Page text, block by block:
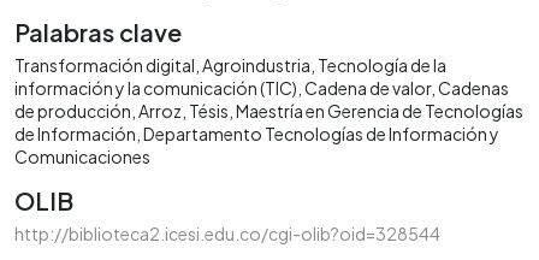
Palabras clave
Transformación digital Agroindustria Tecnología de la
información y la comunicación (TIC) Cadena de valor Cadenas
de producción Arroz Tésis Maestría en Gerencia de Tecnologías
de Información Departamento Tecnologías de Información y
Comunicaciones
OLIB
http://biblioteca2.icesi.edu.co/cgi-olib?oid=328544